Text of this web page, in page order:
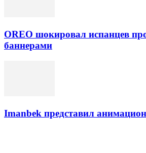
OREO шокировал испанцев
баннерами
Imanbek представил